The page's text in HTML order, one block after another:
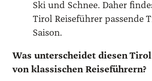
Ski und Schnee. Daher
Tirol Rei­se­füh­rer pas­sen­de
Sai­son.
Was unter­schei­det die­sen
von klas­si­schen Rei­se­füh­rern?